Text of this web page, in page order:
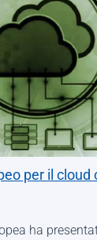
per il cloud
ha